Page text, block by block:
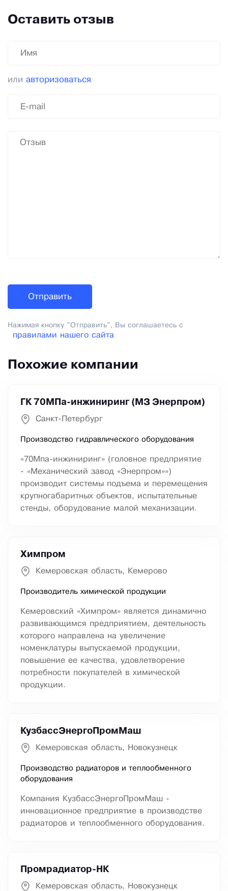
Оставить отзыв
или авторизоваться
Нажимая кнопку "Отправить", Вы соглашаетесь с
правилами нашего сайта
Похожие компании
ГК 70МПа-инжиниринг (МЗ Энерпром)
Санкт-Петербург
Производство гидравлического оборудования
«70Мпа-инжиниринг» (головное предприятие
- «Механический завод «Энерпром»»)
производит системы подъема и перемещения
крупногабаритных объектов, испытательные
стенды, оборудование малой механизации.
Химпром
Кемеровская область, Кемерово
Производитель химической продукции
Кемеровский «Химпром» является динамично
развивающимся предприятием, деятельность
которого направлена на увеличение
номенклатуры выпускаемой продукции,
повышение ее качества, удовлетворение
потребности покупателей в химической
продукции.
КузбассЭнергоПромМаш
Кемеровская область, Новокузнецк
Производство радиаторов и теплообменного
оборудования
Компания КузбассЭнергоПромМаш -
инновационное предприятие в производстве
радиаторов и теплообменного оборудования.
Промрадиатор-НК
Кемеровская область, Новокузнецк